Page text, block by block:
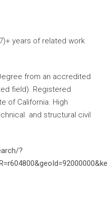
years of related work
from an accredited
field). Registered
of California. High
and structural civil
?